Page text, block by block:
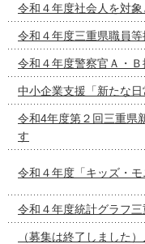
令和４年度社会人を対
令和４年度三重県職員
令和４年度警察官Ａ・
中小企業支援「新たな
令和4年度第２回三重県
す
令和４年度「キッズ・
令和４年度統計グラフ
（募集は終了しました